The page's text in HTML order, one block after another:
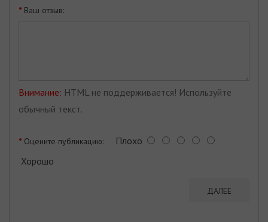
Ваш отзыв:
Внимание: HTML не поддерживается! Используйте
обычный текст.
Оцените публикацию: Плохо
Хорошо
ДАЛЕЕ